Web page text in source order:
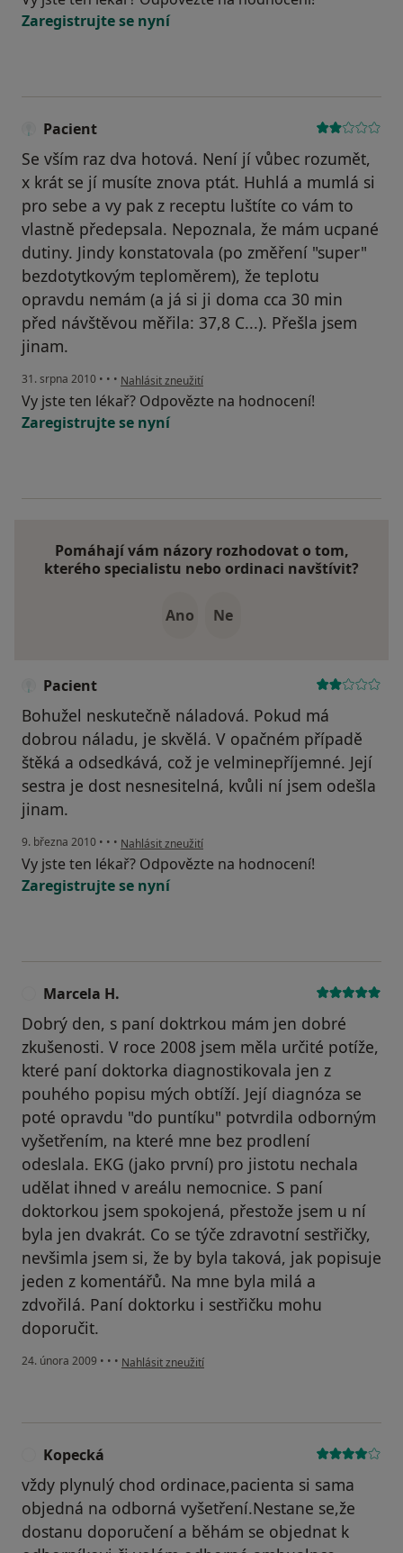
Zaregistrujte se nyní
Pacient
Se vším raz dva hotová. Není jí vůbec rozumět,
x krát se jí musíte znova ptát. Huhlá a mumlá si
pro sebe a vy pak z receptu luštíte co vám to
vlastně předepsala. Nepoznala, že mám ucpané
dutiny. Jindy konstatovala (po změření "super"
bezdotytkovým teploměrem), že teplotu
opravdu nemám (a já si ji doma cca 30 min
před návštěvou měřila: 37,8 C...). Přešla jsem
jinam.
31. srpna 2010 • • • podle názoru uživatele Pacient
Nahlásit zneužití
Vy jste ten lékař? Odpovězte na hodnocení!
Zaregistrujte se nyní
Pomáhají vám názory rozhodovat o tom,
kterého specialistu nebo ordinaci navštívit?
Ano Ne
Pacient
Bohužel neskutečně náladová. Pokud má
dobrou náladu, je skvělá. V opačném případě
štěká a odsedkává, což je velminepříjemné. Její
sestra je dost nesnesitelná, kvůli ní jsem odešla
jinam.
9. března 2010 • • • podle názoru uživatele Pacient
Nahlásit zneužití
Vy jste ten lékař? Odpovězte na hodnocení!
Zaregistrujte se nyní
Marcela H.
Dobrý den, s paní doktrkou mám jen dobré
zkušenosti. V roce 2008 jsem měla určité potíže,
které paní doktorka diagnostikovala jen z
pouhého popisu mých obtíží. Její diagnóza se
poté opravdu "do puntíku" potvrdila odborným
vyšetřením, na které mne bez prodlení
odeslala. EKG (jako první) pro jistotu nechala
udělat ihned v areálu nemocnice. S paní
doktorkou jsem spokojená, přestože jsem u ní
byla jen dvakrát. Co se týče zdravotní sestřičky,
nevšimla jsem si, že by byla taková, jak popisuje
jeden z komentářů. Na mne byla milá a
zdvořilá. Paní doktorku i sestřičku mohu
doporučit.
24. února 2009 • • • podle názoru uživatele Marcela H.
Nahlásit zneužití
Kopecká
vždy plynulý chod ordinace,pacienta si sama
objedná na odborná vyšetření.Nestane se,že
dostanu doporučení a běhám se objednat k